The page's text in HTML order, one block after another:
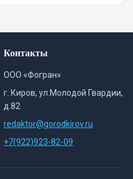
Контакты
ООО «Фогран»
г. Киров, ул.Молодой Гвардии,
д.82
redaktor@gorodkirov.ru
+7(922)923-82-09